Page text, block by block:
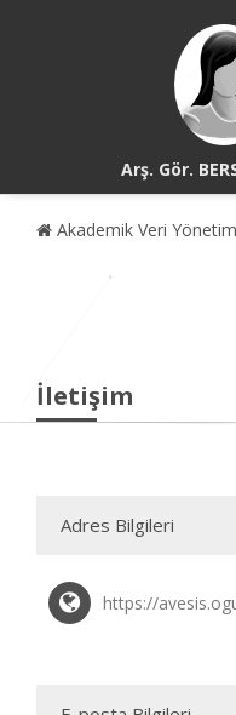
Arş. Gör.
Akademik Veri
İletişim
Adres Bilgileri
https://